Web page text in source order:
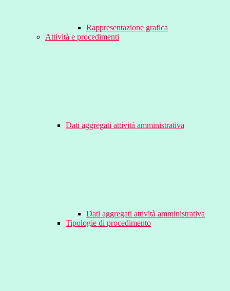
Rappresentazione grafica
Attività e procedimenti
Dati aggregati attività amministrativa
Dati aggregati attività amministrativa
Tipologie di procedimento